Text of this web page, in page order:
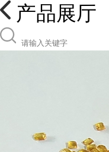
产品展厅